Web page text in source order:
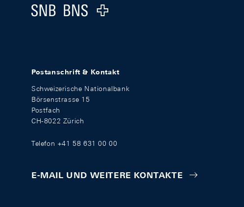
Logo
Postanschrift & Kontakt
Schweizerische Nationalbank
Börsenstrasse 15
Postfach
CH-8022 Zürich
Telefon +41 58 631 00 00
E-MAIL UND WEITERE KONTAKTE